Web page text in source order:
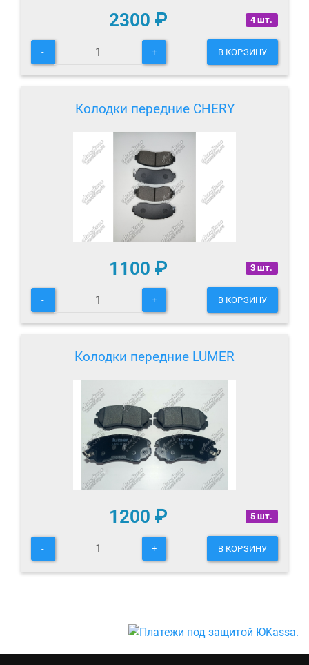
4 шт.
2300 ₽
- + В КОРЗИНУ
Колодки передние CHERY
3 шт.
1100 ₽
- + В КОРЗИНУ
Колодки передние LUMER
5 шт.
1200 ₽
- + В КОРЗИНУ